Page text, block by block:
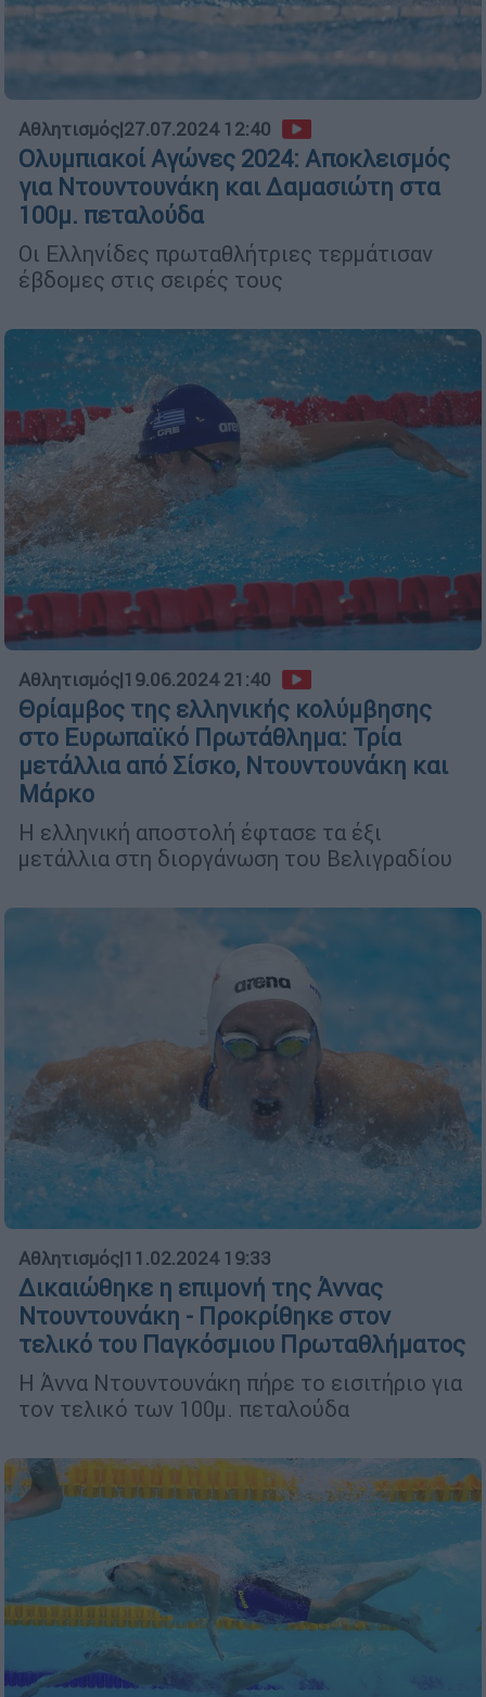
Αθλητισμός|27.07.2024 12:40
Ολυμπιακοί Αγώνες 2024: Αποκλεισμός
για Ντουντουνάκη και Δαμασιώτη στα
100μ. πεταλούδα
Οι Ελληνίδες πρωταθλήτριες τερμάτισαν
έβδομες στις σειρές τους
Αθλητισμός|19.06.2024 21:40
Θρίαμβος της ελληνικής κολύμβησης
στο Ευρωπαϊκό Πρωτάθλημα: Τρία
μετάλλια από Σίσκο, Ντουντουνάκη και
Μάρκο
Η ελληνική αποστολή έφτασε τα έξι
μετάλλια στη διοργάνωση του Βελιγραδίου
Αθλητισμός|11.02.2024 19:33
Δικαιώθηκε η επιμονή της Άννας
Ντουντουνάκη - Προκρίθηκε στον
τελικό του Παγκόσμιου Πρωταθλήματος
Η Άννα Ντουντουνάκη πήρε το εισιτήριο για
τον τελικό των 100μ. πεταλούδα